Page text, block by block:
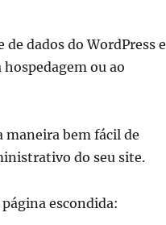
dados do WordPress e
ou ao
maneira bem fácil de
do seu site.
escondida: